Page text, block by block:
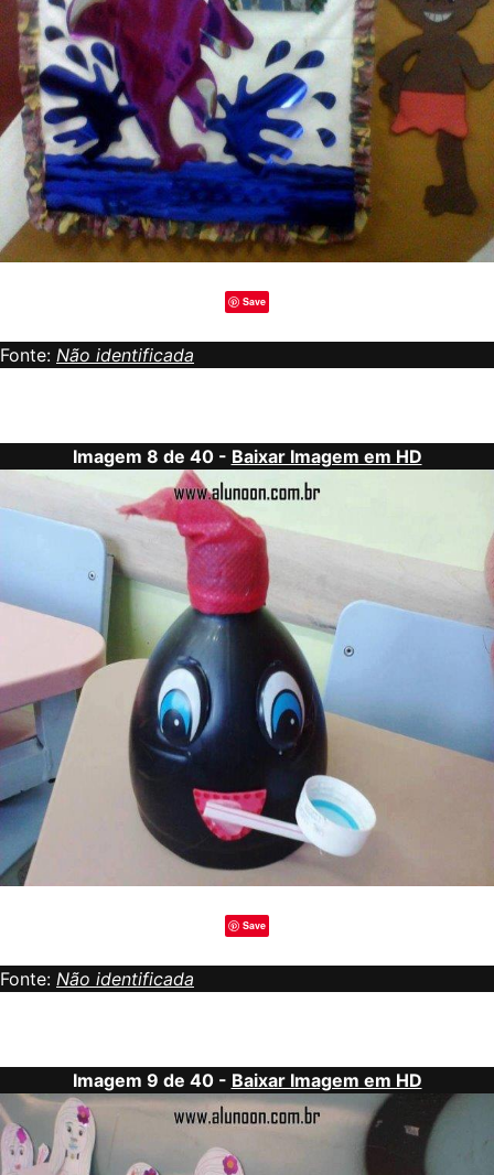
Save
Fonte: Não identificada
Imagem 8 de 40 - Baixar Imagem em HD
Save
Fonte: Não identificada
Imagem 9 de 40 - Baixar Imagem em HD